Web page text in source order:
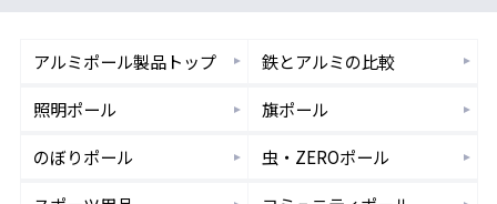
アルミポール製品トップ 鉄とアルミの比較
照明ポール 旗ポール
のぼりポール 虫・ZEROポール